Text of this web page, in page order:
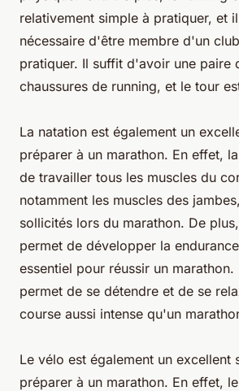
relativement simple à pratiquer, et
nécessaire d'être membre d'un
pratiquer. Il suffit d'avoir une paire
chaussures de running, et le tour
La natation est également un
préparer à un marathon. En effet,
de travailler tous les muscles du
notamment les muscles des
sollicités lors du marathon. De
permet de développer la
essentiel pour réussir un
permet de se détendre et de se
course aussi intense qu'un
Le vélo est également un excellent
préparer à un marathon. En effet,